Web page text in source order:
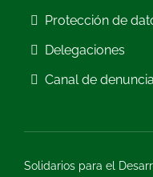
Protección de
Delegaciones
Canal de
Solidarios para el